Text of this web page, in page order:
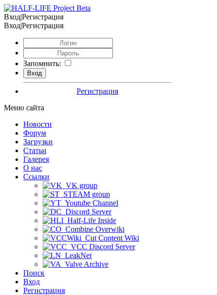
Вход|Регистрация
Вход|Регистрация
Запомнить:
Регистрация
Меню сайта
Новости
Форум
Загрузки
Статьи
Галерея
О нас
Ссылки
VK group
STEAM group
Youtube Channel
Discord Server
Half-Life Inside
Combine Overwiki
Cut Content Wiki
VCC Discord Server
LeakNet
Valve Archive
Поиск
Вход
Регистрация